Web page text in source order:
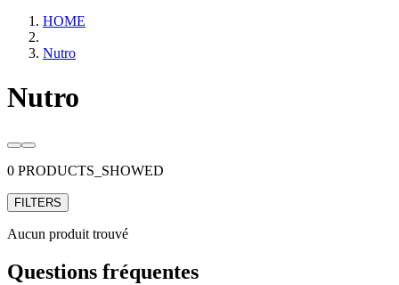
HOME
Nutro
Nutro
0 PRODUCTS_SHOWED
FILTERS
Aucun produit trouvé
Questions fréquentes